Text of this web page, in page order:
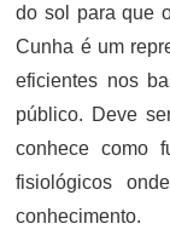
do sol para que
Cunha é um
eficientes nos
público. Deve
conhece como
fisiológicos
conhecimento.